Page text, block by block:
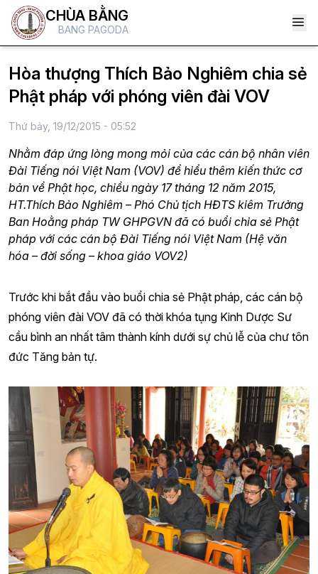
CHÙA BẰNG
BANG PAGODA
Hòa thượng Thích Bảo Nghiêm chia sẻ
Phật pháp với phóng viên đài VOV
Thứ bảy, 19/12/2015 - 05:52
Nhằm đáp ứng lòng mong mỏi của các cán bộ nhân viên
Đài Tiếng nói Việt Nam (VOV) để hiểu thêm kiến thức cơ
bản về Phật học, chiều ngày 17 tháng 12 năm 2015,
HT.Thích Bảo Nghiêm – Phó Chủ tịch HĐTS kiêm Trưởng
Ban Hoằng pháp TW GHPGVN đã có buổi chia sẻ Phật
pháp với các cán bộ Đài Tiếng nói Việt Nam (Hệ văn
hóa – đời sống – khoa giáo VOV2)
Trước khi bắt đầu vào buổi chia sẻ Phật pháp, các cán bộ
phóng viên đài VOV đã có thời khóa tụng Kinh Dược Sư
cầu bình an nhất tâm thành kính dưới sự chủ lễ của chư tôn
đức Tăng bản tự.